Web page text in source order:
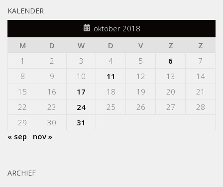
KALENDER
oktober 2018
M
D W D V Z
Z
1
2 3 4 5 6
7
8
9 10 11 12 13
14
15
16 17 18 19 20
21
22
23 24 25 26 27
28
29
30
31
« sep
nov »
ARCHIEF